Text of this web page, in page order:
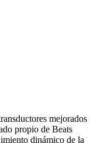
mejorados
propio de Beats
dinámico de la